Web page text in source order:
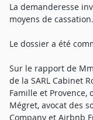
La demanderesse
moyens de cassation.
Le dossier a été
Sur le rapport de
de la SARL Cabinet
Famille et Provence,
Mégret, avocat des
Company et Airbnb